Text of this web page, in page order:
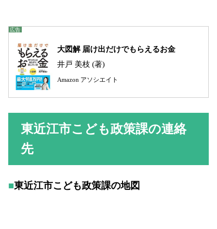
大図解 届け出だけでもらえるお金
井戸 美枝 (著)
Amazon アソシエイト
東近江市こども政策課の連絡
先
東近江市こども政策課の地図